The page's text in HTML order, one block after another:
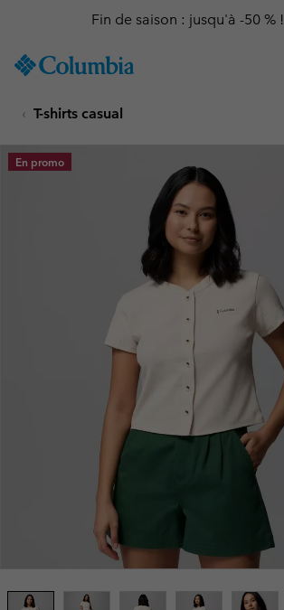
TO
SKIP
MAIN
NAV
Fin de saison : jusqu'à -50 % !
T-shirts casual
En promo